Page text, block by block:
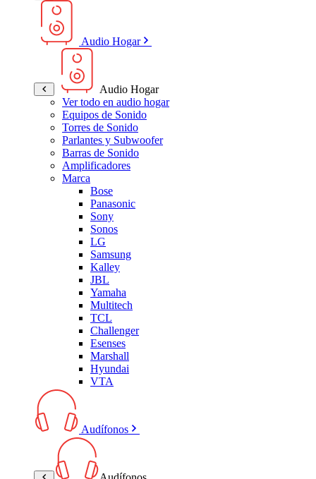
Audio Hogar
Audio Hogar
Ver todo en audio hogar
Equipos de Sonido
Torres de Sonido
Parlantes y Subwoofer
Barras de Sonido
Amplificadores
Marca
Bose
Panasonic
Sony
Sonos
LG
Samsung
Kalley
JBL
Yamaha
Multitech
TCL
Challenger
Esenses
Marshall
Hyundai
VTA
Audífonos